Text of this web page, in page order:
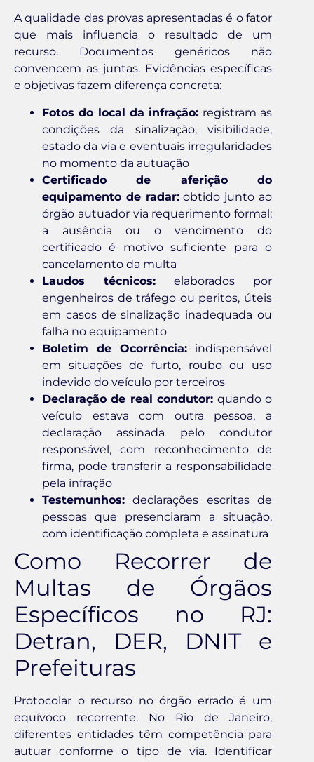
A qualidade das provas apresentadas é o fator
que mais influencia o resultado de um
recurso. Documentos genéricos não
convencem as juntas. Evidências específicas
e objetivas fazem diferença concreta:
Fotos do local da infração: registram as
condições da sinalização, visibilidade,
estado da via e eventuais irregularidades
no momento da autuação
Certificado de aferição do
equipamento de radar:obtido junto ao
órgão autuador via requerimento formal;
a ausência ou o vencimento do
certificado é motivo suficiente para o
cancelamento da multa
Laudos técnicos: elaborados por
engenheiros de tráfego ou peritos, úteis
em casos de sinalização inadequada ou
falha no equipamento
Boletim de Ocorrência: indispensável
em situações de furto, roubo ou uso
indevido do veículo por terceiros
Declaração de real condutor: quando o
veículo estava com outra pessoa, a
declaração assinada pelo condutor
responsável, com reconhecimento de
firma, pode transferir a responsabilidade
pela infração
Testemunhos: declarações escritas de
pessoas que presenciaram a situação,
com identificação completa e assinatura
Como Recorrer de
Multas de Órgãos
Específicos no RJ:
Detran, DER, DNIT e
Prefeituras
Protocolar o recurso no órgão errado é um
equívoco recorrente. No Rio de Janeiro,
diferentes entidades têm competência para
autuar conforme o tipo de via. Identificar